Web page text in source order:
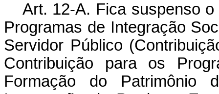
Art. 12-A. Fica suspenso
Programas de Integração
Servidor Público
Contribuição para os
Formação do Patrimônio